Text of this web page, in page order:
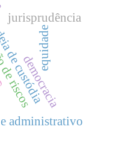
custódia
administrativo
democracia
jurisprudência
equidade